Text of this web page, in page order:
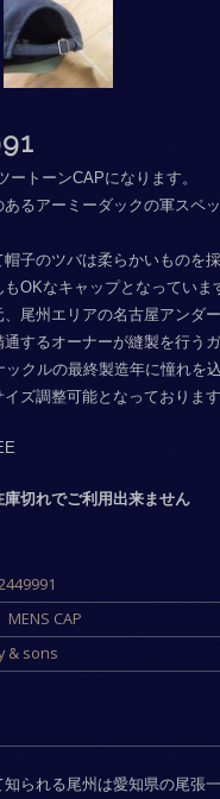
ートーンCAPになります。
るアーミーダックの軍スペ
⼦のツバは柔らかいものを
OKなキャップとなっていま
尾州エリアの名古屋アンダ
通するオーナーが縫製を⾏う
クルの最終製造年に憧れを込
ズ調整可能となっております
切れでご利用出来ません
MENS CAP
& sons
られる尾州は愛知県の尾張